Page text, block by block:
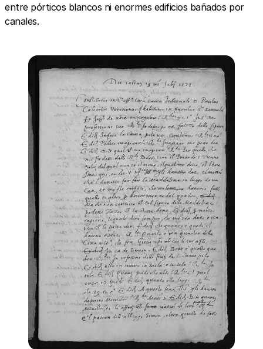
entre pórticos blancos ni enormes edificios bañados por
canales.